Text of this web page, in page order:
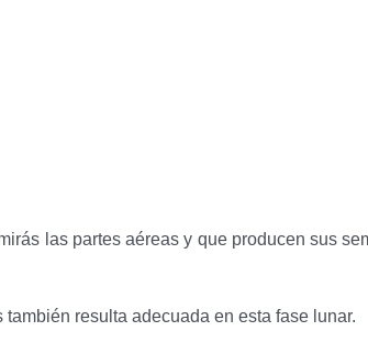
las partes aéreas y que producen sus
resulta adecuada en esta fase lunar.